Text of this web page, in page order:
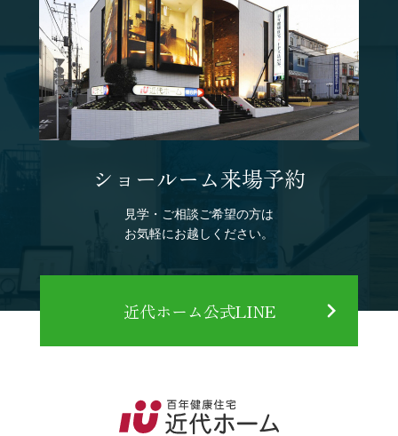
ショールーム来場予約
見学・ご相談ご希望の方は
お気軽にお越しください。
近代ホーム公式LINE